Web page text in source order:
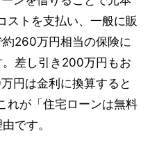
ストを支払い、一般に販
260万円相当の保険に
差し引き200万円もお
円は金利に換算すると
れが「住宅ローンは無料
です。